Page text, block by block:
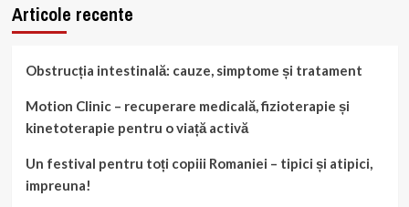
Articole recente
Obstrucția intestinală: cauze, simptome și tratament
Motion Clinic – recuperare medicală, fizioterapie și
kinetoterapie pentru o viață activă
Un festival pentru toți copiii Romaniei – tipici și atipici,
impreuna!